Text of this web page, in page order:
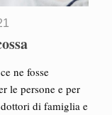
ne fosse
le persone e per
di famiglia e